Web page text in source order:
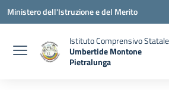
Vai ai contenuti
Vai al menu di navigazione
Vai al footer
Ministero dell'Istruzione e del Merito
Istituto Comprensivo Statale
Umbertide Montone
Pietralunga